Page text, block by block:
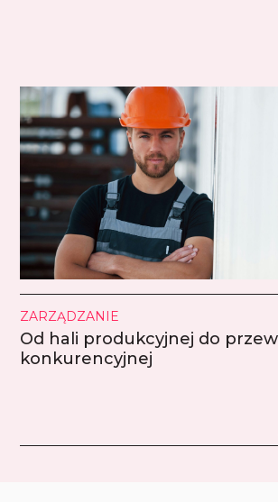
ZARZĄDZANIE
Od hali produkcyjnej do
konkurencyjnej